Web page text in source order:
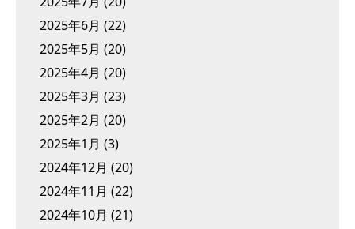
2025年6月 (22)
2025年5月 (20)
2025年4月 (20)
2025年3月 (23)
2025年2月 (20)
2025年1月 (3)
2024年12月 (20)
2024年11月 (22)
2024年10月 (21)